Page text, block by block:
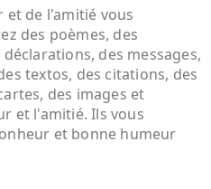
et de l'amitié vous
des poèmes, des
des messages,
textos, des citations, des
des images et
et l'amitié. Ils vous
et bonne humeur